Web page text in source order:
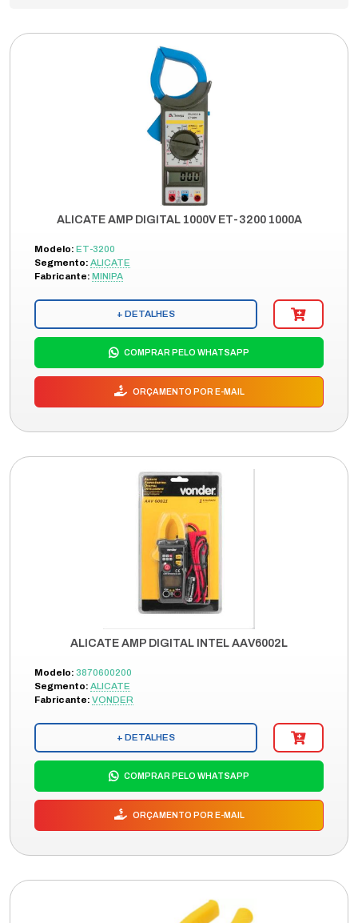
ALICATE AMP DIGITAL 1000V ET-3200 1000A
Modelo: ET-3200
Segmento: ALICATE
Fabricante: MINIPA
+ DETALHES
COMPRAR PELO WHATSAPP
ORÇAMENTO POR E-MAIL
ALICATE AMP DIGITAL INTEL AAV6002L
Modelo: 3870600200
Segmento: ALICATE
Fabricante: VONDER
+ DETALHES
COMPRAR PELO WHATSAPP
ORÇAMENTO POR E-MAIL